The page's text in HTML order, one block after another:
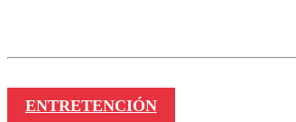
ENTRETENCIÓN